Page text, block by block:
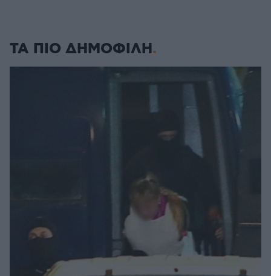
ΤΑ ΠΙΟ ΔΗΜΟΦΙΛΗ